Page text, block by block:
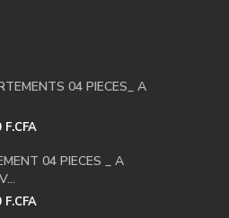
04 PIECES_ A
04 PIECES _ A